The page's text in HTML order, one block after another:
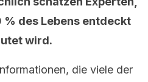
des Lebens entdeckt
wird.
die viele der